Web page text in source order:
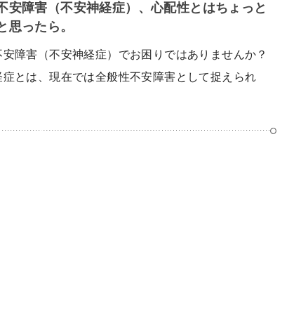
安障害（不安神経症）、心配性とはちょっと
思ったら。
障害（不安神経症）でお困りではありませんか？
症とは、現在では全般性不安障害として捉えられ